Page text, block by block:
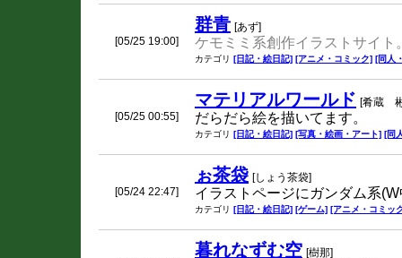
[05/25 19:00]
群青 [あず]
ケモミミ系創作イラストサイト
カテゴリ [日記・絵日記] [アニメ・コミック] [同人
[05/25 00:55]
マテリアルワールド [肴蔵
だらだら絵を描いてます。
カテゴリ [日記・絵日記] [写真・絵画・アート] [同
[05/24 22:47]
ぉ茶袋 [しょう茶袋]
イラストページにガンダム系
カテゴリ [日記・絵日記] [ゲーム] [アニメ・コミッ
暮れなずむ空 [樹那]